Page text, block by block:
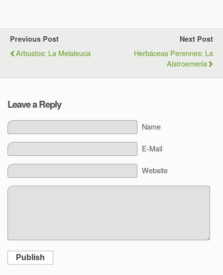
Previous Post
Arbustos: La Melaleuca
Next Post
Herbáceas Perennes: La
Alstroemeria
Leave a Reply
Name
E-Mail
Website
Publish